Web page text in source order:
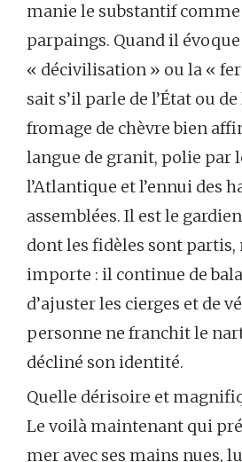
manie le substantif
parpaings. Quand il
« décivilisation » ou la «
sait s’il parle de l’État ou
fromage de chèvre bien
langue de granit, polie par
l’Atlantique et l’ennui des
assemblées. Il est le
dont les fidèles sont partis,
importe : il continue de
d’ajuster les cierges et de
personne ne franchit le
décliné son identité.
Quelle dérisoire et
Le voilà maintenant qui
mer avec ses mains nues,